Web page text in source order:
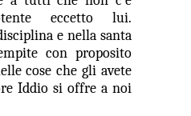
eccetto lui.
e nella santa
con proposito
cose che gli avete
Iddio si offre a noi